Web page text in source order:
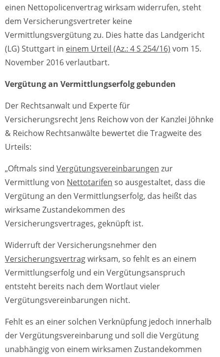
einen Nettopolicenvertrag wirksam widerrufen, steht
dem Versicherungsvertreter keine
Vermittlungsvergütung zu. Dies hatte das Landgericht
(LG) Stuttgart in einem Urteil (Az.: 4 S 254/16) vom 15.
November 2016 verlautbart.
Vergütung an Vermittlungserfolg gebunden
Der Rechtsanwalt und Experte für
Versicherungsrecht Jens Reichow von der Kanzlei Jöhnke
& Reichow Rechtsanwälte bewertet die Tragweite des
Urteils:
„Oftmals sind Vergütungsvereinbarungen zur
Vermittlung von Nettotarifen so ausgestaltet, dass die
Vergütung an den Vermittlungserfolg, das heißt das
wirksame Zustandekommen des
Versicherungsvertrages, geknüpft ist.
Widerruft der Versicherungsnehmer den
Versicherungsvertragwirksam, so fehlt es an einem
Vermittlungserfolg und ein Vergütungsanspruch
entsteht bereits nach dem Wortlaut vieler
Vergütungsvereinbarungen nicht.
Fehlt es an einer solchen Verknüpfung jedoch innerhalb
der Vergütungsvereinbarung und soll die Vergütung
unabhängig von einem wirksamen Zustandekommen